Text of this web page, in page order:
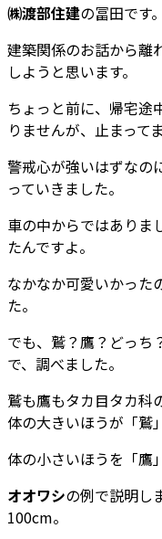
㈱渡部住建の冨田です。
建築関係のお話から離
しようと思います。
ちょっと前に、帰宅途
りませんが、止まって
警戒心が強いはずなの
っていきました。
車の中からではありま
たんですよ。
なかなか可愛いかった
た。
でも、鷲？鷹？どっち
で、調べました。
鷲も鷹もタカ目タカ科
体の大きいほうが「鷲
体の小さいほうを「鷹
オオワシの例で説明し
100cm。